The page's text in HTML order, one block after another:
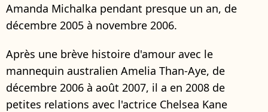
Amanda Michalka pendant presque un an, de
décembre 2005 à novembre 2006.
Après une brève histoire d'amour avec le
mannequin australien Amelia Than-Aye, de
décembre 2006 à août 2007, il a en 2008 de
petites relations avec l'actrice Chelsea Kane